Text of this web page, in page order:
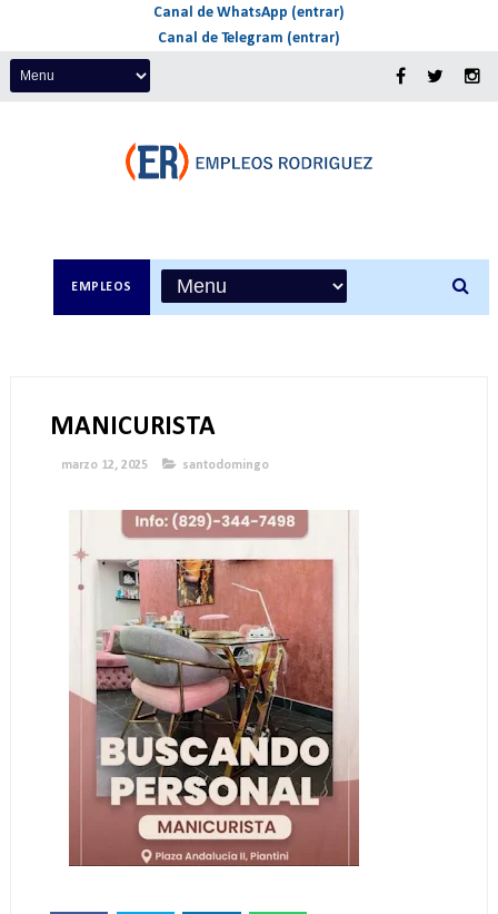
Canal de WhatsApp (entrar)
Canal de Telegram (entrar)
EMPLEOS
MANICURISTA
marzo 12, 2025 santodomingo